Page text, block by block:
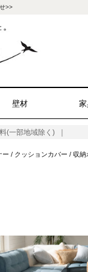
>>
壁材
(一部地域除く) ｜
ー / クッションカバー / 収納